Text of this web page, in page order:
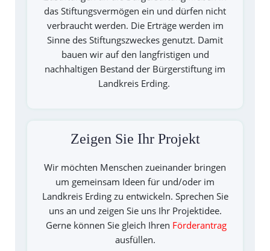
das Stiftungsvermögen ein und dürfen nicht
verbraucht werden. Die Erträge werden im
Sinne des Stiftungszweckes genutzt. Damit
bauen wir auf den langfristigen und
nachhaltigen Bestand der Bürgerstiftung im
Landkreis Erding.
Zeigen Sie Ihr Projekt
Wir möchten Menschen zueinander bringen
um gemeinsam Ideen für und/oder im
Landkreis Erding zu entwickeln. Sprechen Sie
uns an und zeigen Sie uns Ihr Projektidee.
Gerne können Sie gleich Ihren Förderantrag
ausfüllen.